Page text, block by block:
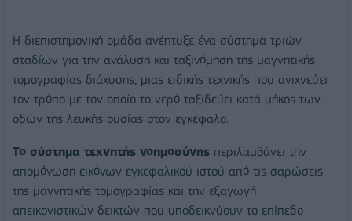
Η διεπιστημονική ομάδα ανέπτυξε ένα σύστημα τριών
σταδίων για την ανάλυση και ταξινόμηση της μαγνητικής
τομογραφίας διάχυσης, μιας ειδικής τεχνικής που ανιχνεύει
τον τρόπο με τον οποίο το νερό ταξιδεύει κατά μήκος των
οδών της λευκής ουσίας στον εγκέφαλο.
Το σύστημα τεχνητής νοημοσύνης περιλαμβάνει την
απομόνωση εικόνων εγκεφαλικού ιστού από τις σαρώσεις
της μαγνητικής τομογραφίας και την εξαγωγή
απεικονιστικών δεικτών που υποδεικνύουν το επίπεδο